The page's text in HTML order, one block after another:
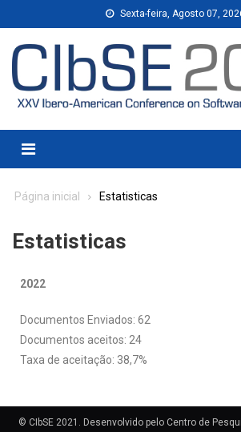
Sexta-feira, Agosto 07,
Página inicial Estatisticas
Estatisticas
2022
Documentos Enviados: 62
Documentos aceitos: 24
Taxa de aceitação: 38,7%
© CIbSE 2021. Desenvolvido pelo Centro de